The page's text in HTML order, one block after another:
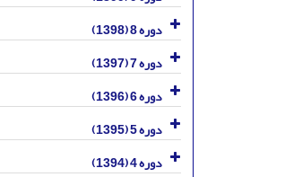
دوره 8 (1398)
دوره 7 (1397)
دوره 6 (1396)
دوره 5 (1395)
دوره 4 (1394)